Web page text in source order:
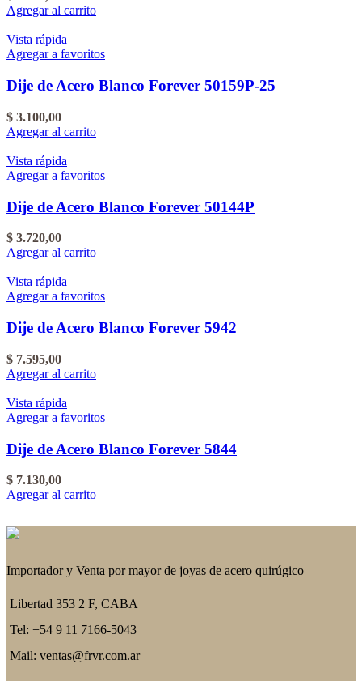
Agregar al carrito
Vista rápida
Agregar a favoritos
Dije de Acero Blanco Forever 50159P-25
$ 3.100,00
Agregar al carrito
Vista rápida
Agregar a favoritos
Dije de Acero Blanco Forever 50144P
$ 3.720,00
Agregar al carrito
Vista rápida
Agregar a favoritos
Dije de Acero Blanco Forever 5942
$ 7.595,00
Agregar al carrito
Vista rápida
Agregar a favoritos
Dije de Acero Blanco Forever 5844
$ 7.130,00
Agregar al carrito
Importador y Venta por mayor de joyas de acero quirúgico
Libertad 353 2 F, CABA
Tel: +54 9 11 7166-5043
Mail: ventas@frvr.com.ar